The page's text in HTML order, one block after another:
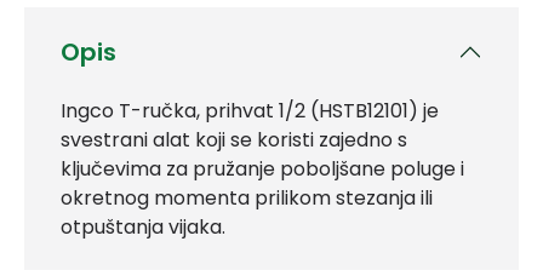
Opis
Ingco T-ručka, prihvat 1/2 (HSTB12101) je
svestrani alat koji se koristi zajedno s
ključevima za pružanje poboljšane poluge i
okretnog momenta prilikom stezanja ili
otpuštanja vijaka.